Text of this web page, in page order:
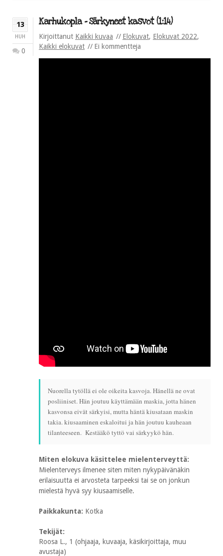
13
HUH
0
Karhukopla – Särkyneet kasvot (1:14)
Kirjoittanut Kaikki kuvaa Elokuvat, Elokuvat 2022,
Kaikki elokuvat
Ei kommentteja
Nuorella tytöllä ei ole oikeita kasvoja. Hänellä ne ovat
posliiniset. Hän joutuu käyttämään maskia, jotta hänen
kasvonsa eivät särkyisi, mutta häntä kiusataan maskin
takia. kiusaaminen eskaloitui ja hän joutuu kauheaan
tilanteeseen. Kestääkö tyttö vai särkyykö hän.
Miten elokuva käsittelee mielenterveyttä:
Mielenterveys ilmenee siten miten nykypäivänäkin
erilaisuutta ei arvosteta tarpeeksi tai se on jonkun
mielestä hyvä syy kiusaamiselle.
Paikkakunta: Kotka
Tekijät:
Roosa L., 1 (ohjaaja, kuvaaja, käsikirjoittaja, muu
avustaja)